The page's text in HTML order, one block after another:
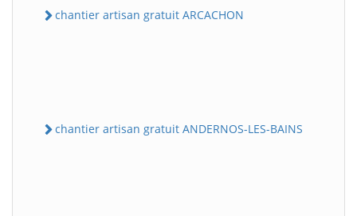
chantier artisan gratuit ARCACHON
chantier artisan gratuit ANDERNOS-LES-BAINS